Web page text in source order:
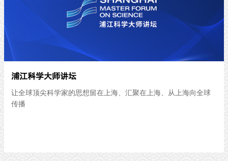
浦江科学大师讲坛
让全球顶尖科学家的思想留在上海、汇聚在上海、从上海向全球
传播